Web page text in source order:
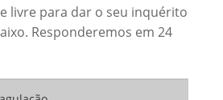
livre para dar o seu inquérito
Responderemos em 24